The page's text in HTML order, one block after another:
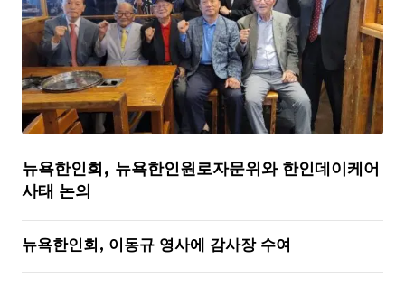
뉴욕한인회, 뉴욕한인원로자문위와 한인데이케어
사태 논의
뉴욕한인회, 이동규 영사에 감사장 수여